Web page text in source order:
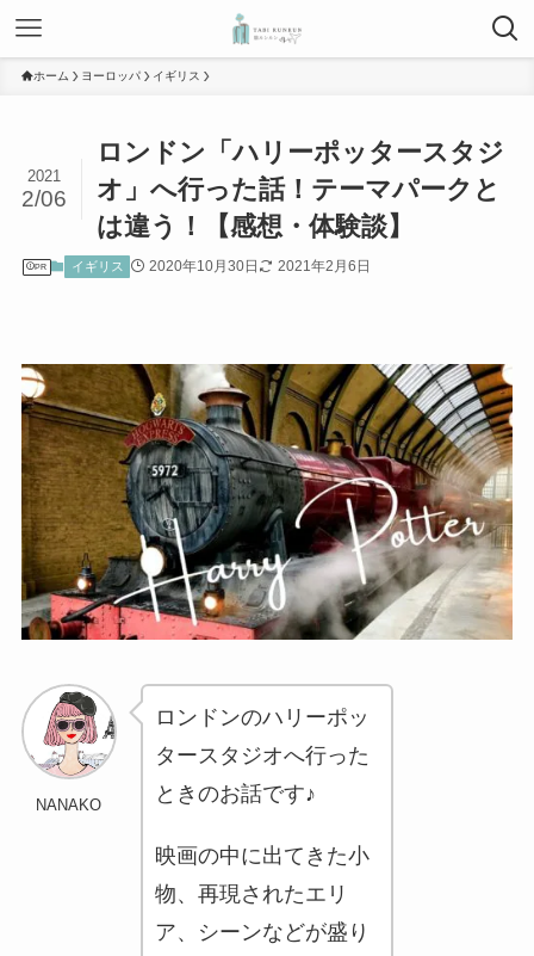
ホーム ヨーロッパ イギリス
ロンドン「ハリーポッタースタジ
オ」へ行った話！テーマパークと
は違う！【感想・体験談】
2021
2/06
PR イギリス 2020年10月30日 2021年2月6日
NANAKO
ロンドンのハリーポッ
タースタジオへ行った
ときのお話です♪
映画の中に出てきた小
物、再現されたエリ
ア、シーンなどが盛り